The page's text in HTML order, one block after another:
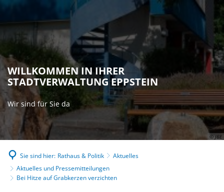
© JBE
WILLKOMMEN IN IHRER
STADTVERWALTUNG EPPSTEIN
Wir sind für Sie da
Sie sind hier: Rathaus & Politik
Aktuelles
Aktuelles und Pressemitteilungen
Bei Hitze auf Grabkerzen verzichten